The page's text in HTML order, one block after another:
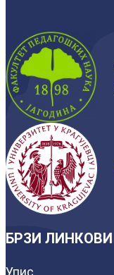
БРЗИ ЛИНКОВИ
Упис